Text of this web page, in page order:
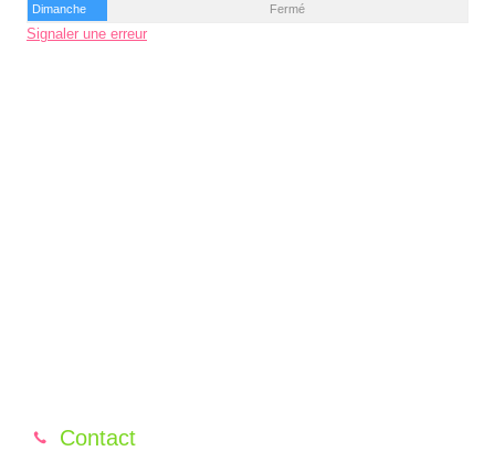
Dimanche
Fermé
Signaler une erreur
Contact